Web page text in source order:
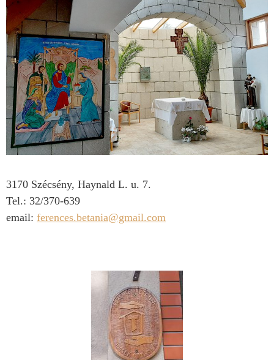
3170 Szécsény, Haynald L. u. 7.
Tel.: 32/370-639
email: ferences.betania@gmail.com